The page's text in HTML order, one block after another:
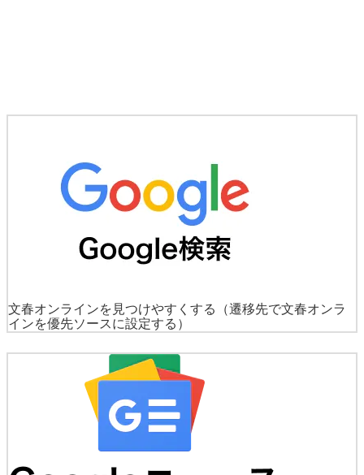
文春オンラインを見つけやすくする
（遷移先で文春オンラ
インを優先ソースに設定する）